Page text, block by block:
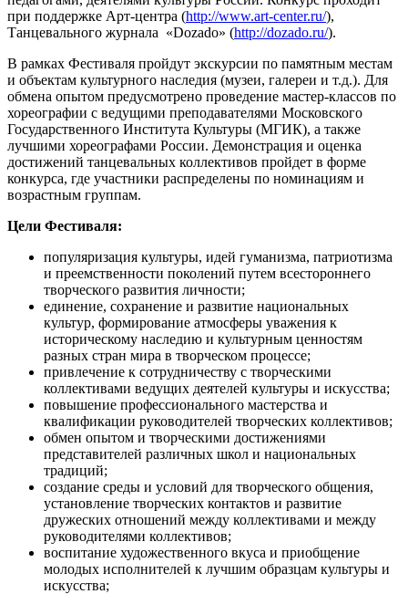
при поддержке Арт-центра (http://www.art-center.ru/),
Танцевального журнала «Dozado» (http://dozado.ru/).
В рамках Фестиваля пройдут экскурсии по памятным местам
и объектам культурного наследия (музеи, галереи и т.д.). Для
обмена опытом предусмотрено проведение мастер-классов по
хореографии с ведущими преподавателями Московского
Государственного Института Культуры (МГИК), а также
лучшими хореографами России. Демонстрация и оценка
достижений танцевальных коллективов пройдет в форме
конкурса, где участники распределены по номинациям и
возрастным группам.
Цели Фестиваля:
популяризация культуры, идей гуманизма, патриотизма
и преемственности поколений путем всестороннего
творческого развития личности;
единение, сохранение и развитие национальных
культур, формирование атмосферы уважения к
историческому наследию и культурным ценностям
разных стран мира в творческом процессе;
привлечение к сотрудничеству с творческими
коллективами ведущих деятелей культуры и искусства;
повышение профессионального мастерства и
квалификации руководителей творческих коллективов;
обмен опытом и творческими достижениями
представителей различных школ и национальных
традиций;
создание среды и условий для творческого общения,
установление творческих контактов и развитие
дружеских отношений между коллективами и между
руководителями коллективов;
воспитание художественного вкуса и приобщение
молодых исполнителей к лучшим образцам культуры и
искусства;